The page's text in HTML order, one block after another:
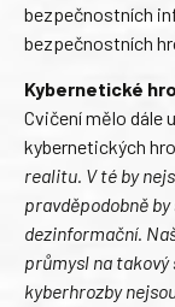
bezpečnostních
bezpečnostních
Kybernetické
Cvičení mělo dále
kybernetických
realitu. V té by
pravděpodobně
dezinformační.
průmysl na
kyberhrozby